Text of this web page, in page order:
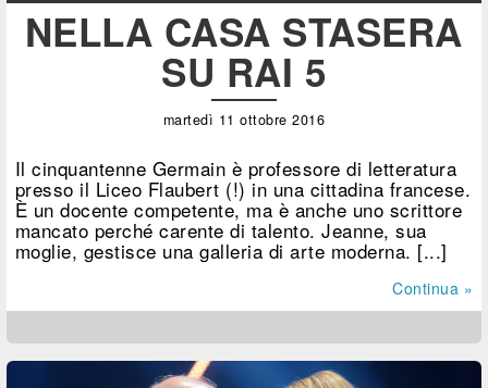
NELLA CASA STASERA
SU RAI 5
martedì 11 ottobre 2016
Il cinquantenne Germain è professore di letteratura
presso il Liceo Flaubert (!) in una cittadina francese.
È un docente competente, ma è anche uno scrittore
mancato perché carente di talento. Jeanne, sua
moglie, gestisce una galleria di arte moderna. [...]
Continua »